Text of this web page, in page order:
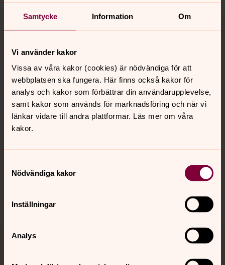
Samtycke Information Om
Vi använder kakor
Vissa av våra kakor (cookies) är nödvändiga för att
webbplatsen ska fungera. Här finns också kakor för
analys och kakor som förbättrar din användarupplevelse,
samt kakor som används för marknadsföring och när vi
länkar vidare till andra plattformar. Läs mer om våra
kakor.
Nödvändiga kakor
Inställningar
Analys
Tillbaka till toppen
Tillbaka till innehållet
Kontakt
Kalender
Hitta snabbt
Sociala kanaler